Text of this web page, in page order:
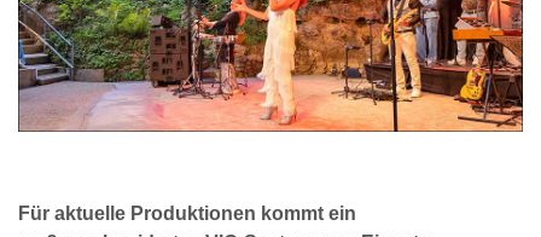
Für aktuelle Produktionen kommt ein